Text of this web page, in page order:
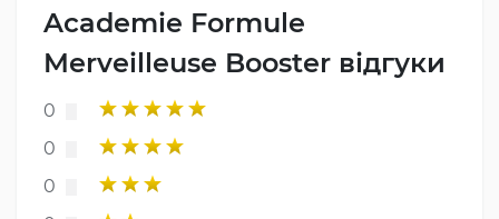
Academie Formule
Merveilleuse Booster відгуки
0
0
0